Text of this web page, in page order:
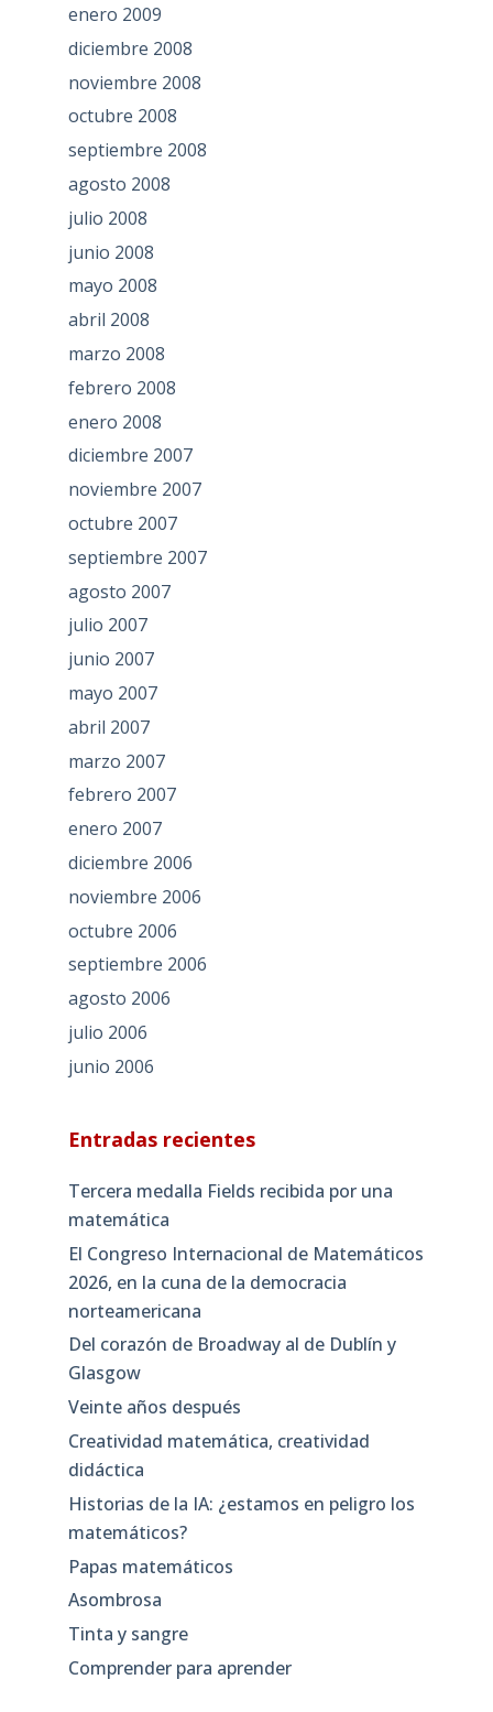
enero 2009
diciembre 2008
noviembre 2008
octubre 2008
septiembre 2008
agosto 2008
julio 2008
junio 2008
mayo 2008
abril 2008
marzo 2008
febrero 2008
enero 2008
diciembre 2007
noviembre 2007
octubre 2007
septiembre 2007
agosto 2007
julio 2007
junio 2007
mayo 2007
abril 2007
marzo 2007
febrero 2007
enero 2007
diciembre 2006
noviembre 2006
octubre 2006
septiembre 2006
agosto 2006
julio 2006
junio 2006
Entradas recientes
Tercera medalla Fields recibida por una
matemática
El Congreso Internacional de Matemáticos
2026, en la cuna de la democracia
norteamericana
Del corazón de Broadway al de Dublín y
Glasgow
Veinte años después
Creatividad matemática, creatividad
didáctica
Historias de la IA: ¿estamos en peligro los
matemáticos?
Papas matemáticos
Asombrosa
Tinta y sangre
Comprender para aprender